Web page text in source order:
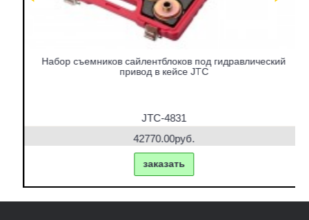
Набор съемников сайлентблоков под гидравлический
привод в кейсе JTC
JTC-4831
42770.00руб.
заказать